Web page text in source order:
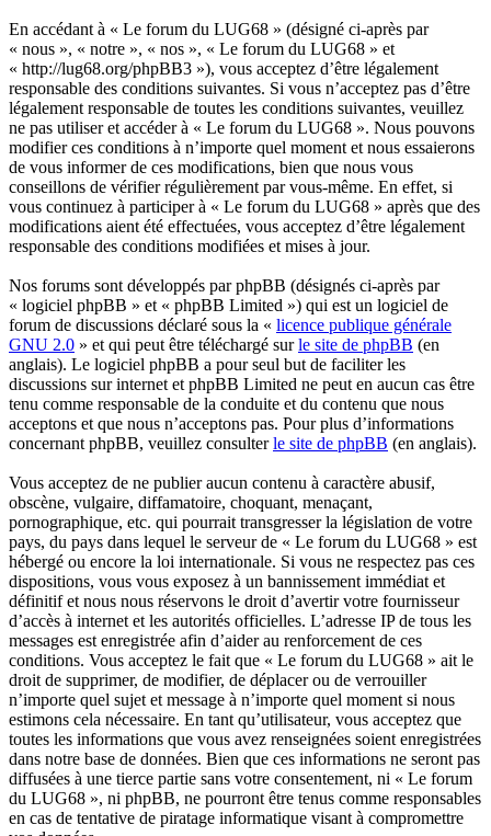
En accédant à « Le forum du LUG68 » (désigné ci-après par
« nous », « notre », « nos », « Le forum du LUG68 » et
« http://lug68.org/phpBB3 »), vous acceptez d’être légalement
responsable des conditions suivantes. Si vous n’acceptez pas d’être
légalement responsable de toutes les conditions suivantes, veuillez
ne pas utiliser et accéder à « Le forum du LUG68 ». Nous pouvons
modifier ces conditions à n’importe quel moment et nous essaierons
de vous informer de ces modifications, bien que nous vous
conseillons de vérifier régulièrement par vous-même. En effet, si
vous continuez à participer à « Le forum du LUG68 » après que des
modifications aient été effectuées, vous acceptez d’être légalement
responsable des conditions modifiées et mises à jour.
Nos forums sont développés par phpBB (désignés ci-après par
« logiciel phpBB » et « phpBB Limited ») qui est un logiciel de
forum de discussions déclaré sous la « licence publique générale
GNU 2.0 » et qui peut être téléchargé surle site de phpBB (en
anglais). Le logiciel phpBB a pour seul but de faciliter les
discussions sur internet et phpBB Limited ne peut en aucun cas être
tenu comme responsable de la conduite et du contenu que nous
acceptons et que nous n’acceptons pas. Pour plus d’informations
concernant phpBB, veuillez consulterle site de phpBB (en anglais).
Vous acceptez de ne publier aucun contenu à caractère abusif,
obscène, vulgaire, diffamatoire, choquant, menaçant,
pornographique, etc. qui pourrait transgresser la législation de votre
pays, du pays dans lequel le serveur de « Le forum du LUG68 » est
hébergé ou encore la loi internationale. Si vous ne respectez pas ces
dispositions, vous vous exposez à un bannissement immédiat et
définitif et nous nous réservons le droit d’avertir votre fournisseur
d’accès à internet et les autorités officielles. L’adresse IP de tous les
messages est enregistrée afin d’aider au renforcement de ces
conditions. Vous acceptez le fait que « Le forum du LUG68 » ait le
droit de supprimer, de modifier, de déplacer ou de verrouiller
n’importe quel sujet et message à n’importe quel moment si nous
estimons cela nécessaire. En tant qu’utilisateur, vous acceptez que
toutes les informations que vous avez renseignées soient enregistrées
dans notre base de données. Bien que ces informations ne seront pas
diffusées à une tierce partie sans votre consentement, ni « Le forum
du LUG68 », ni phpBB, ne pourront être tenus comme responsables
en cas de tentative de piratage informatique visant à compromettre